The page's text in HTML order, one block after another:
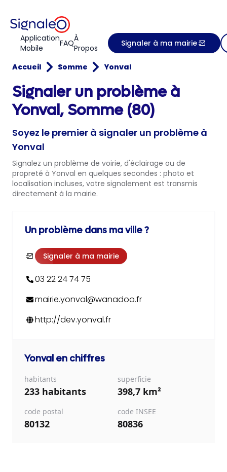
Application
Mobile
FAQÀ
Propos
Signaler à ma mairie
Accueil Somme Yonval
Signaler un problème à
Yonval, Somme (80)
Soyez le premier à signaler un problème à
Yonval
Signalez un problème de voirie, d'éclairage ou de
propreté à Yonval en quelques secondes : photo et
localisation incluses, votre signalement est transmis
directement à la mairie.
Un problème dans ma ville ?
Signaler à ma mairie
03 22 24 74 75
mairie.yonval@wanadoo.fr
http://dev.yonval.fr
Yonval en chiffres
habitants
233 habitants
superficie
398,7 km²
code postal
80132
code INSEE
80836